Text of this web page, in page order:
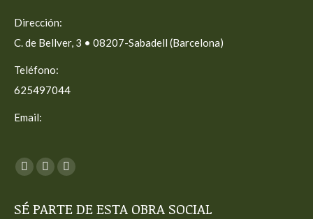
Dirección:
C. de Bellver, 3 • 08207-Sabadell (Barcelona)
Teléfono:
625497044
Email:
Encuéntranos en:
Facebook
opens
X
opens
Instagram
opens
SÉ PARTE DE ESTA OBRA SOCIAL